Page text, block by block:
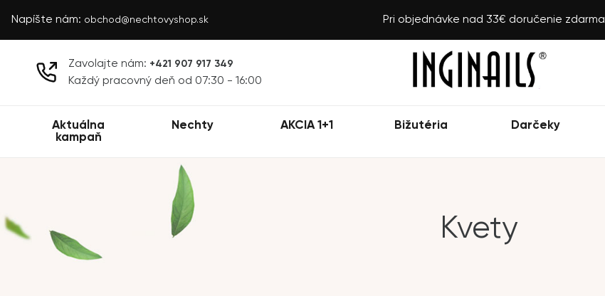
Napíšte nám: obchod@nechtovyshop.sk Pri objednávke nad 33€ doručenie zdarma
Zavolajte nám: +421 907 917 349
Každý pracovný deň od 07:30 - 16:00
Aktuálna
kampaň
Nechty AKCIA 1+1 Bižutéria Darčeky
Kvety